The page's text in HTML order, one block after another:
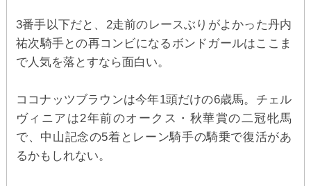
3番手以下だと、2走前のレースぶりがよかった丹内
祐次騎手との再コンビになるボンドガールはここま
で人気を落とすなら面白い。
ココナッツブラウンは今年1頭だけの6歳馬。チェル
ヴィニアは2年前のオークス・秋華賞の二冠牝馬
で、中山記念の5着とレーン騎手の騎乗で復活があ
るかもしれない。